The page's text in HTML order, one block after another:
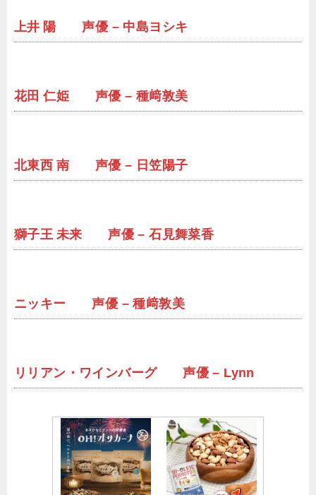
上井 陽 声優 – 中島ヨシキ
花田 仁姫 声優 – 種﨑敦美
北東西 南 声優 – 日笠陽子
獅子王 未来 声優 – 石見舞菜香
ニッキー 声優 – 種﨑敦美
リリアン・ワインバーグ 声優 – Lynn